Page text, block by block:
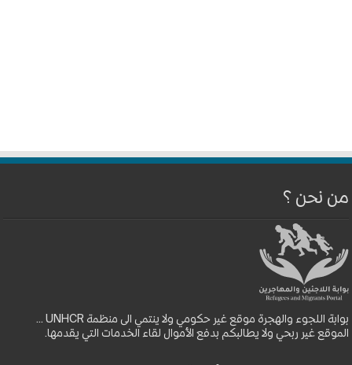
من نحن ؟
بوابة اللجوء والهجرة موقع غير حكومي ولا ينتمي الى منظمة UNHCR ...
الموقع غير ربحي ولا يطالبكم بدفع الأموال لقاء الخدمات التي يقدمها.